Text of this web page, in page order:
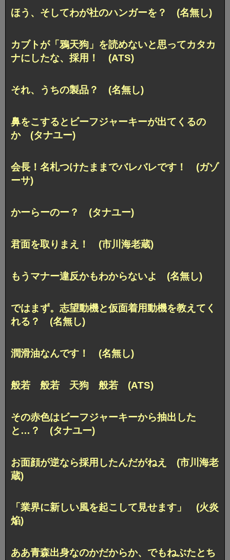
ほう、そしてわが社のハンガーを？ (名無し)
カブトが「鴉天狗」を読めないと思ってカタカ
ナにしたな、採用！ (ATS)
それ、うちの製品？ (名無し)
鼻をこするとビーフジャーキーが出てくるの
か (タナユー)
会長！名札つけたままでバレバレです！ (ガゾ
ーサ)
かーらーのー？ (タナユー)
君面を取りまえ！ (市川海老蔵)
もうマナー違反かもわからないよ (名無し)
ではまず。志望動機と仮面着用動機を教えてく
れる？ (名無し)
潤滑油なんです！ (名無し)
般若 般若 天狗 般若 (ATS)
その赤色はビーフジャーキーから抽出した
と…？ (タナユー)
お面顔が逆なら採用したんだがねえ (市川海老
蔵)
「業界に新しい風を起こして見せます」 (火炎
焔)
ああ青森出身なのかだからか、でもねぶたとち